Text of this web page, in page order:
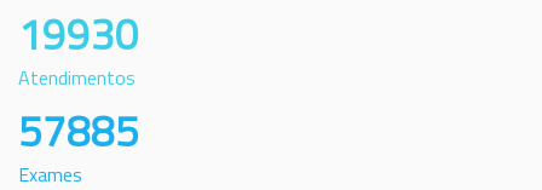
19930
Atendimentos
57885
Exames